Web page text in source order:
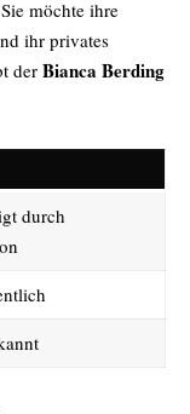
möchte ihre
ihr privates
der Bianca Berding
durch